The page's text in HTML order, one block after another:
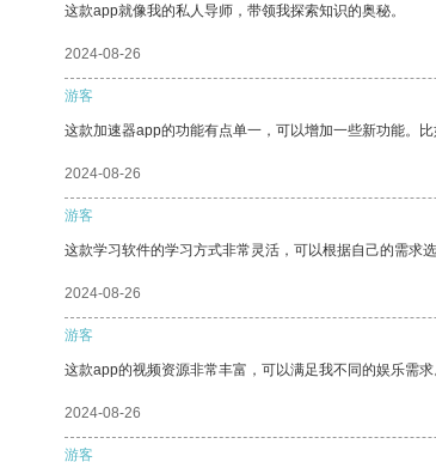
这款app就像我的私人导师，带领我探索知识的奥秘。
2024-08-26
游客
这款加速器app的功能有点单一，可以增加一些新功能。
2024-08-26
游客
这款学习软件的学习方式非常灵活，可以根据自己的需求
2024-08-26
游客
这款app的视频资源非常丰富，可以满足我不同的娱乐需求
2024-08-26
游客